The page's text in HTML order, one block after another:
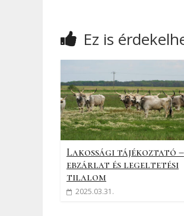
Ez is
Lakossági tájékoztató –
ebzárlat és legeltetési
tilalom
2025.03.31.